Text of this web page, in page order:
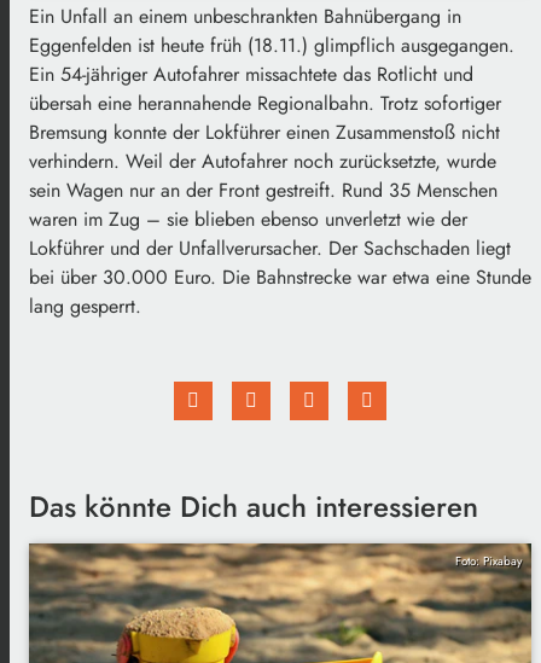
Ein Unfall an einem unbeschrankten Bahnübergang in
Eggenfelden ist heute früh (18.11.) glimpflich ausgegangen.
Ein 54-jähriger Autofahrer missachtete das Rotlicht und
übersah eine herannahende Regionalbahn. Trotz sofortiger
Bremsung konnte der Lokführer einen Zusammenstoß nicht
verhindern. Weil der Autofahrer noch zurücksetzte, wurde
sein Wagen nur an der Front gestreift. Rund 35 Menschen
waren im Zug – sie blieben ebenso unverletzt wie der
Lokführer und der Unfallverursacher. Der Sachschaden liegt
bei über 30.000 Euro. Die Bahnstrecke war etwa eine Stunde
lang gesperrt.
Das könnte Dich auch interessieren
Foto: Pixabay